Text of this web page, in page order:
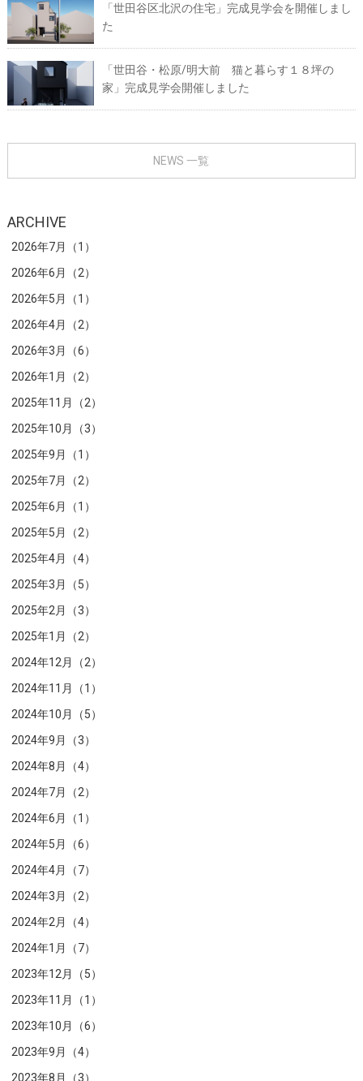
「世田谷区北沢の住宅」完成見学会を開催しまし
た
「世田谷・松原/明大前 猫と暮らす１８坪の
家」完成見学会開催しました
NEWS 一覧
ARCHIVE
2026年7月（1）
2026年6月（2）
2026年5月（1）
2026年4月（2）
2026年3月（6）
2026年1月（2）
2025年11月（2）
2025年10月（3）
2025年9月（1）
2025年7月（2）
2025年6月（1）
2025年5月（2）
2025年4月（4）
2025年3月（5）
2025年2月（3）
2025年1月（2）
2024年12月（2）
2024年11月（1）
2024年10月（5）
2024年9月（3）
2024年8月（4）
2024年7月（2）
2024年6月（1）
2024年5月（6）
2024年4月（7）
2024年3月（2）
2024年2月（4）
2024年1月（7）
2023年12月（5）
2023年11月（1）
2023年10月（6）
2023年9月（4）
2023年8月（3）